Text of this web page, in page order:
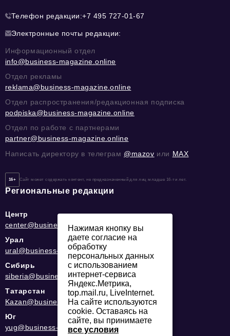
Телефон редакции:+7 495 727-01-67
Электронные почты редакции:
Информационный отдел
info@business-magazine.online
Отдел рекламы
reklama@business-magazine.online
Отдел распространения/редакционная подписка
podpiska@business-magazine.online
Отдел по работе с партнерами
partner@business-magazine.online
Написать директору в телеграм @mazov или MAX
16+ Сайт может содержать контент, не предназначенный для лиц младше 16-ти лет.
Региональные редакции
Центр
center@business-magazine.online
Урал
ural@business-magazine.online
Сибирь
siberia@business-magazine.online
Татарстан
Kazan@business-magazine.online
Юг
yug@business-magazine.online
Нажимая кнопку вы
даете согласие на
обработку
персональных данных
с использованием
интернет-сервиса
Яндекс.Метрика,
top.mail.ru, LiveInternet.
На сайте используются
cookie. Оставаясь на
сайте, вы принимаете
все условия